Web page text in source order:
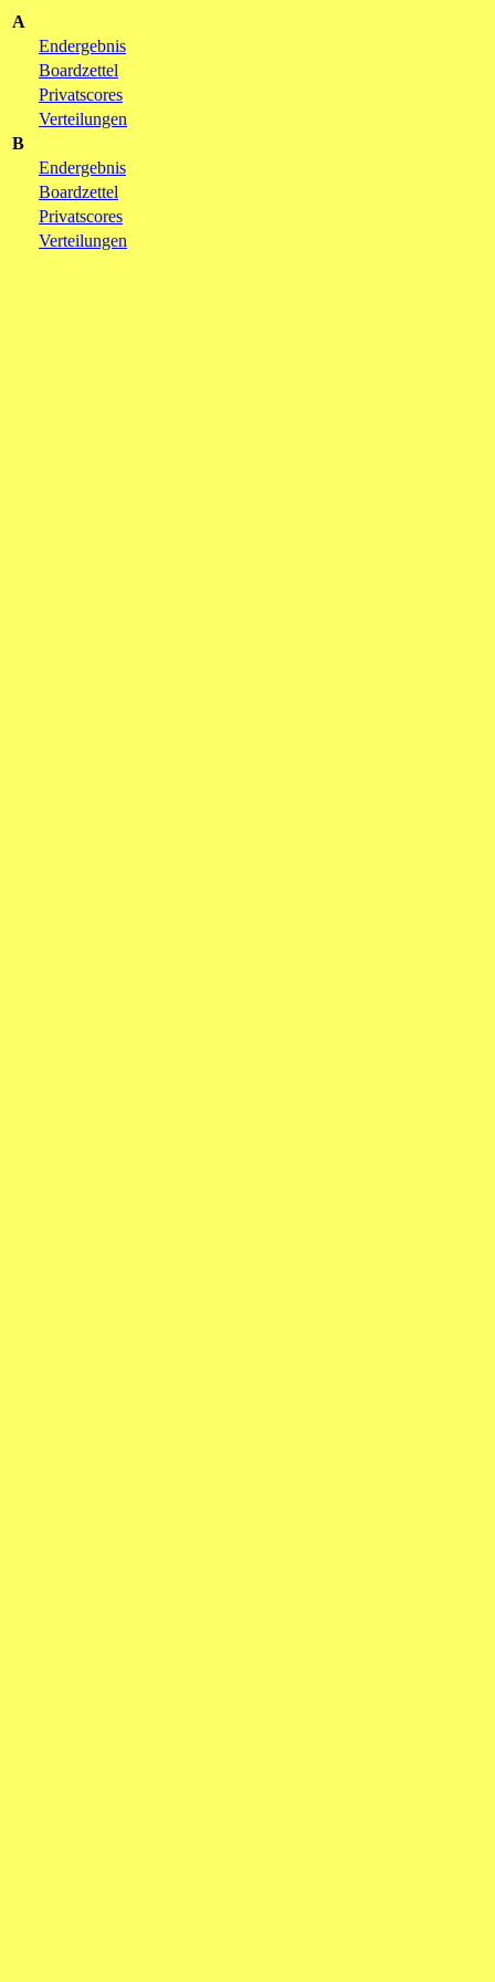
A
Endergebnis
Boardzettel
Privatscores
Verteilungen
B
Endergebnis
Boardzettel
Privatscores
Verteilungen